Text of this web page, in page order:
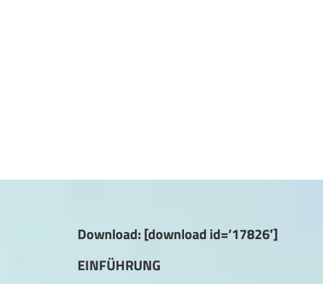
Download: [download id=’17826′]
EINFÜHRUNG